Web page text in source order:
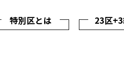
特別区とは 23区